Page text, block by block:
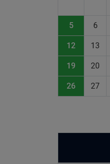
5 6
12 13
19 20
26 27